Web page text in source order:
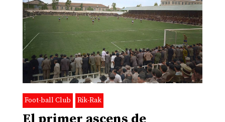
Foot-ball Club Rik-Rak